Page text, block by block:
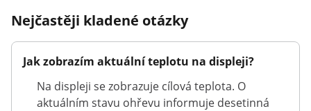
Nejčastěji kladené otázky
Jak zobrazím aktuální teplotu na displeji?
Na displeji se zobrazuje cílová teplota. O
aktuálním stavu ohřevu informuje desetinná